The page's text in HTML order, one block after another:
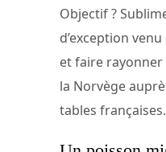
Objectif ?
d’exception
et faire rayonner
la Norvège
tables françaises.